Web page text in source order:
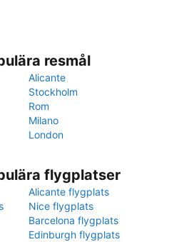
resmål
Alicante
Stockholm
Rom
Milano
London
flygplatser
Alicante flygplats
Nice flygplats
Barcelona flygplats
Edinburgh flygplats